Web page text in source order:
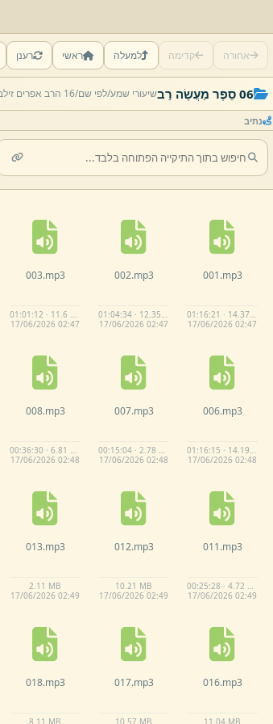
אחורה קדימה למעלה ראשי רענן
06 סֵפֶר מַעֲשֶׂה רַב שיעורי שמע/לפי שם/16 הרב אפרים זילברמן/
נתיב
001.mp3
01:16:21 · 14.37 MB
17/06/2026 02:47
002.mp3
01:04:34 · 12.35 MB
17/06/2026 02:47
003.mp3
01:01:12 · 11.6 MB
17/06/2026 02:47
006.mp3
01:16:15 · 14.19 MB
17/06/2026 02:48
007.mp3
00:15:04 · 2.78 MB
17/06/2026 02:48
008.mp3
00:36:30 · 6.81 MB
17/06/2026 02:48
011.mp3
00:25:28 · 4.72 MB
17/06/2026 02:49
012.mp3
10.21 MB
17/06/2026 02:49
013.mp3
2.11 MB
17/06/2026 02:49
016.mp3
11. 04 MB
017.mp3
10. 57 MB
018.mp3
8. 11 MB